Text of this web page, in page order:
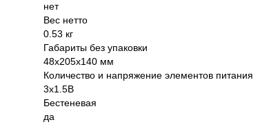
нет
Вес нетто
0.53 кг
Габариты без упаковки
48x205x140 мм
Количество и напряжение элементов питания
3х1.5В
Бестеневая
да